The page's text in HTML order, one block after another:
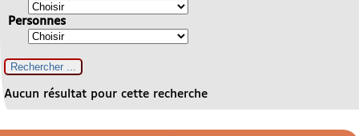
Personnes
Aucun résultat pour cette recherche